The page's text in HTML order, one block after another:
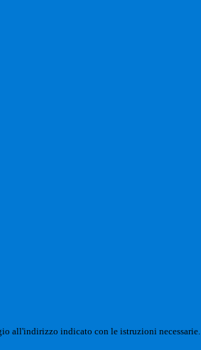
all'indirizzo indicato con le istruzioni necessarie.